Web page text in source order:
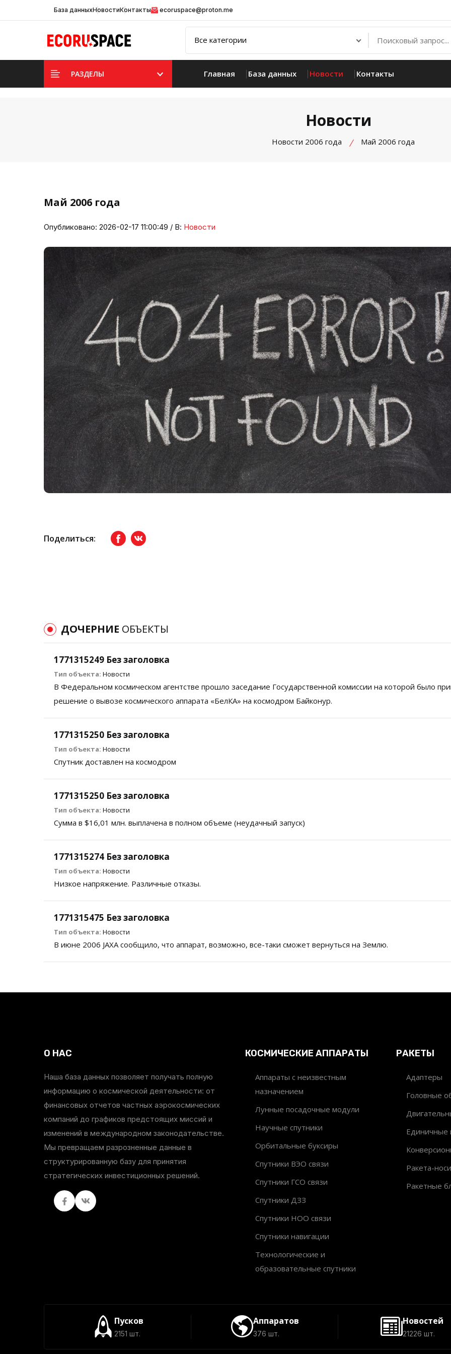
База данныхНовостиКонтакты ecoruspace@proton.me
РАЗДЕЛЫ Главная База данных Новости Контакты
Новости
Новости 2006 года Май 2006 года
Май 2006 года
Опубликовано: 2026-02-17 11:00:49 / В: Новости
Поделиться: FacebookвКонтакте
ДОЧЕРНИЕ ОБЪЕКТЫ
1771315249 Без заголовка
Тип объекта: Новости
В Федеральном космическом агентстве прошло заседание Государственной комиссии на которой было
решение о вывозе космического аппарата «БелКА» на космодром Байконур.
1771315250 Без заголовка
Тип объекта: Новости
Спутник доставлен на космодром
1771315250 Без заголовка
Тип объекта: Новости
Сумма в $16,01 млн. выплачена в полном объеме (неудачный запуск)
1771315274 Без заголовка
Тип объекта: Новости
Низкое напряжение. Различные отказы.
1771315475 Без заголовка
Тип объекта: Новости
В июне 2006 JAXA сообщило, что аппарат, возможно, все-таки сможет вернуться на Землю.
О НАС
Наша база данных позволяет получать полную
информацию о космической деятельности: от
финансовых отчетов частных аэрокосмических
компаний до графиков предстоящих миссий и
изменений в международном законодательстве.
Мы превращаем разрозненные данные в
структурированную базу для принятия
стратегических инвестиционных решений.
FacebookвКонтакте
КОСМИЧЕСКИЕ АППАРАТЫ
Аппараты с неизвестным
назначением
Лунные посадочные модули
Научные спутники
Орбитальные буксиры
Спутники ВЭО связи
Спутники ГСО связи
Спутники ДЗЗ
Спутники НОО связи
Спутники навигации
Технологические и
образовательные спутники
РАКЕТЫ
Адаптеры
Головные
Единичные
Ракета-
Ракетные
Пусков
2151 шт.
Аппаратов
376 шт.
Новостей
21226 шт.